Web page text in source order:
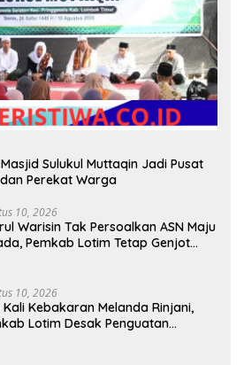
Sulukul Muttaqin Jadi Pusat
Perekat Warga
10, 2026
Warisin Tak Persoalkan ASN Maju
Pemkab Lotim Tetap Genjot
10, 2026
Kali Kebakaran Melanda Rinjani,
Lotim Desak Penguatan